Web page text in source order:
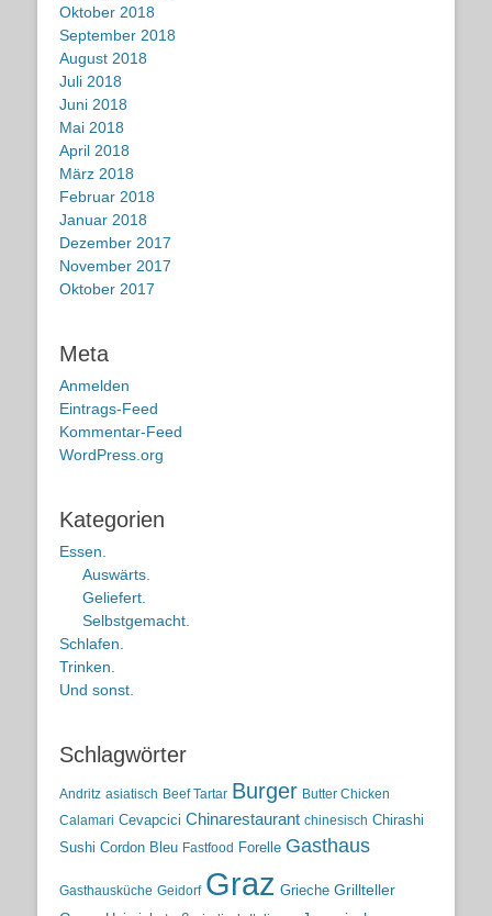
Oktober 2018
September 2018
August 2018
Juli 2018
Juni 2018
Mai 2018
April 2018
März 2018
Februar 2018
Januar 2018
Dezember 2017
November 2017
Oktober 2017
Meta
Anmelden
Eintrags-Feed
Kommentar-Feed
WordPress.org
Kategorien
Essen.
Auswärts.
Geliefert.
Selbstgemacht.
Schlafen.
Trinken.
Und sonst.
Schlagwörter
Andritz asiatisch Beef Tartar Burger Butter Chicken
Calamari Cevapcici Chinarestaurant chinesisch Chirashi
Sushi Cordon Bleu Fastfood Forelle Gasthaus
Gasthausküche Geidorf Graz Grieche Grillteller